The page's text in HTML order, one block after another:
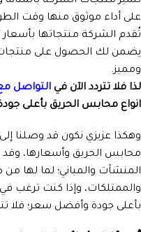
على أداء موثوق منها وقت
تُقدم الشركة منتجاتها بأسعار
يضمن لك الحصول على
ومميز.
لذا فلا تتردد الآن في التواصل
انواع محابس الحريق بأعلى
وهكذا عزيزي نكون قد وصلنا إلى
محابس الحريق وأسعارها،
المنشآت والمباني؛ لما لها من
والممتلكات، وإذا كنت
بأعلى جودة وأفضل سعر؛ فلا